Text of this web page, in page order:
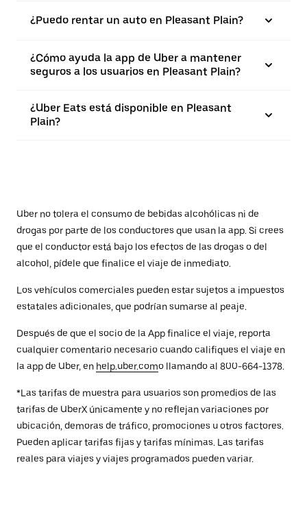
¿Puedo rentar un auto en Pleasant Plain?
¿Cómo ayuda la app de Uber a mantener
seguros a los usuarios en Pleasant Plain?
¿Uber Eats está disponible en Pleasant
Plain?
Uber no tolera el consumo de bebidas alcohólicas ni de
drogas por parte de los conductores que usan la app. Si crees
que el conductor está bajo los efectos de las drogas o del
alcohol, pídele que finalice el viaje de inmediato.
Los vehículos comerciales pueden estar sujetos a impuestos
estatales adicionales, que podrían sumarse al peaje.
Después de que el socio de la App finalice el viaje, reporta
cualquier comentario necesario cuando califiques el viaje en
la app de Uber, en help.uber.como llamando al 800-664-1378.
*Las tarifas de muestra para usuarios son promedios de las
tarifas de UberX únicamente y no reflejan variaciones por
ubicación, demoras de tráfico, promociones u otros factores.
Pueden aplicar tarifas fijas y tarifas mínimas. Las tarifas
reales para viajes y viajes programados pueden variar.